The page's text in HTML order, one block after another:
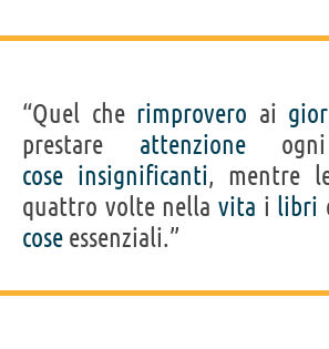
“Quel che rimprovero ai
prestare attenzioneogni
cose insignificanti, mentre
quattro volte nella vita i libri
cose essenziali.”